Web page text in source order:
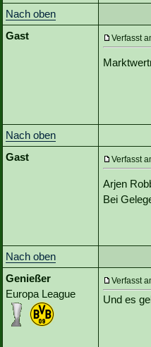
Nach oben
Gast
Verfasst
Nach oben
Gast
Verfasst
Arjen
Bei
Nach oben
Genießer
Europa League
Verfasst
Und es